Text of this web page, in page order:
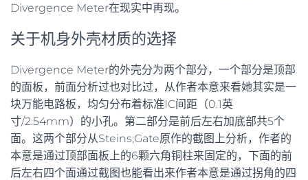
Divergence Meter在现实中再现。
关于机身外壳材质的选择
Divergence Meter的外壳分为两个部分，一个部分是顶部
的面板，前面分析过也对比过，从作者本意来看她其实是一
块万能电路板，均匀分布着标准IC间距（0.1英
寸/2.54mm）的小孔。第二部分是前后左右加底部共5个
面。这两个部分从Steins;Gate原作的截图上分析，作者的
本意是通过顶部面板上的6颗六角铜柱来固定的，下面的前
后左右四个面通过截图也能看出来作者本意是通过拐角的四